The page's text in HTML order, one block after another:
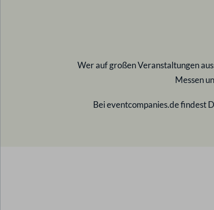
Wer auf großen Veranstaltungen
Messen
Bei eventcompanies.de findest